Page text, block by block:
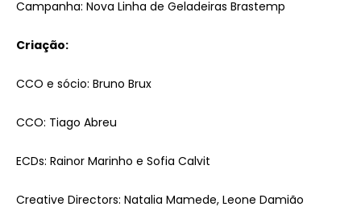
Campanha: Nova Linha de Geladeiras Brastemp
Criação:
CCO e sócio: Bruno Brux
CCO: Tiago Abreu
ECDs: Rainor Marinho e Sofia Calvit
Creative Directors: Natalia Mamede, Leone Damião